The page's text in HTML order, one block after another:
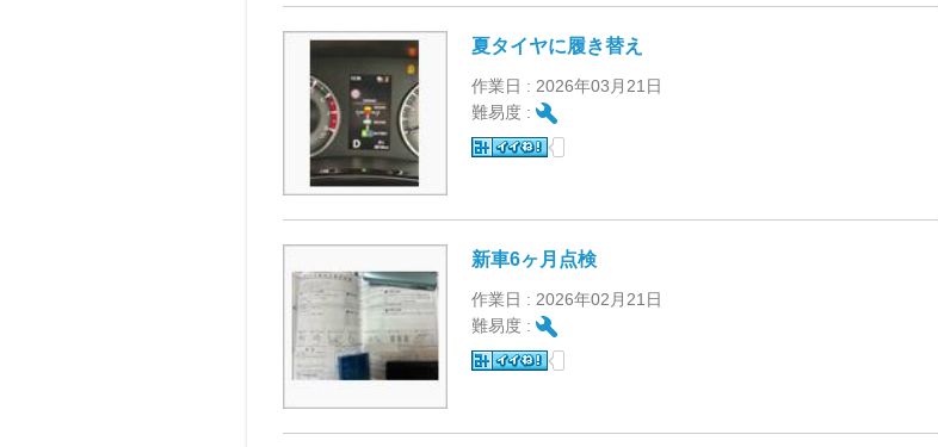
夏タイヤに履き替え
作業日 : 2026年03月21日
難易度 :
新車6ヶ月点検
作業日 : 2026年02月21日
難易度 :